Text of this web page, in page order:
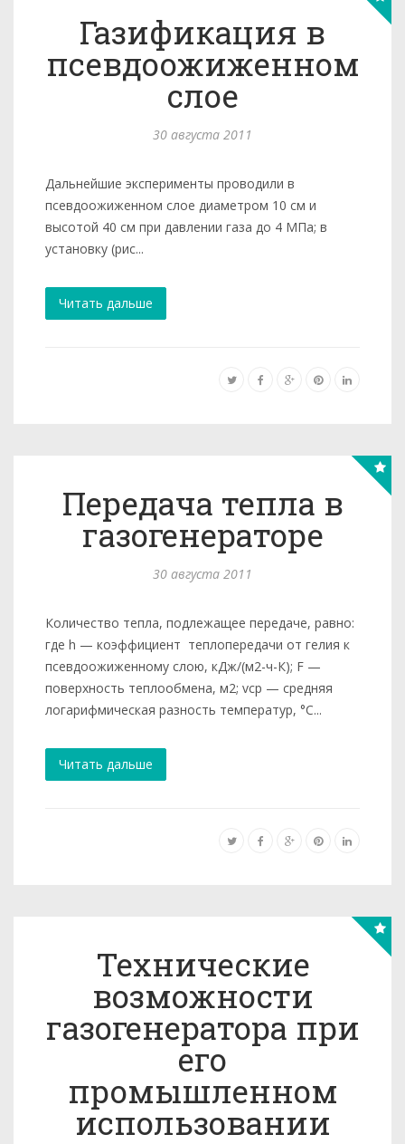
Газификация в
псевдоожиженном
слое
30 августа 2011
Дальнейшие эксперименты проводили в
псевдоожиженном слое диаметром 10 см и
высотой 40 см при давлении газа до 4 МПа; в
установку (рис...
Читать дальше
Передача тепла в
газогенераторе
30 августа 2011
Количество тепла, подлежащее передаче, равно:
где h — коэффициент теплопередачи от гелия к
псевдоожиженному слою, кДж/(м2-ч-К); F —
поверхность теплообмена, м2; vср — средняя
логарифмическая разность температур, °С...
Читать дальше
Технические
возможности
газогенератора при
его
промышленном
использовании